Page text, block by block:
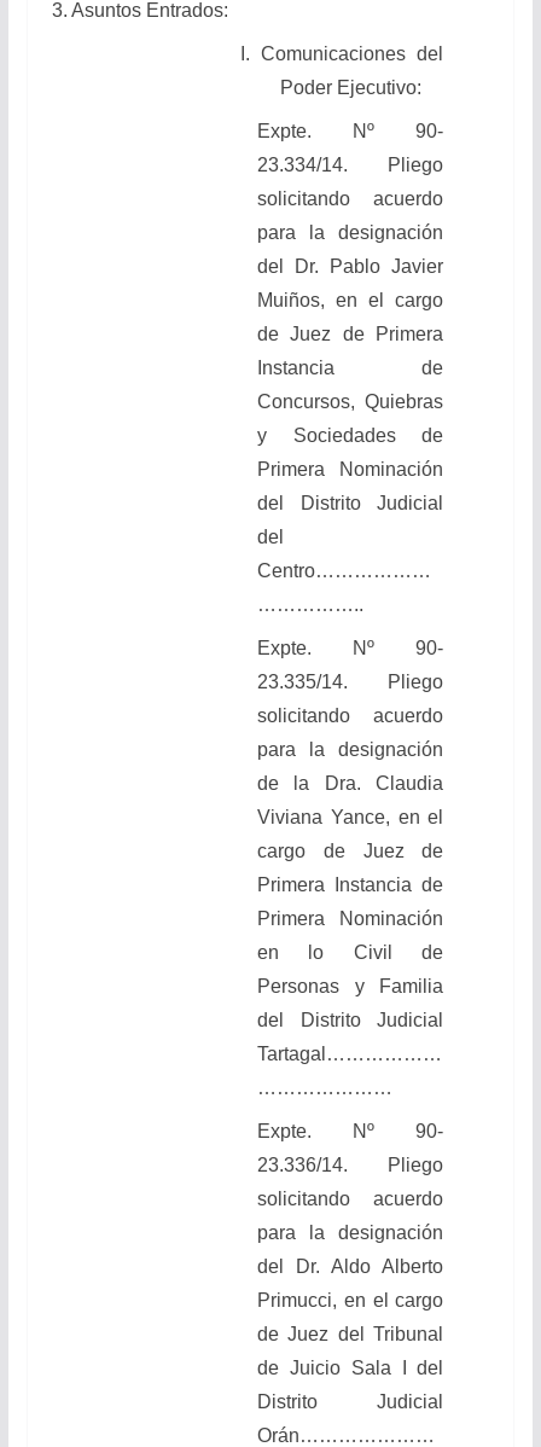
3. Asuntos Entrados:
I. Comunicaciones del
Poder Ejecutivo:
Expte. Nº 90-
23.334/14. Pliego
solicitando acuerdo
para la designación
del Dr. Pablo Javier
Muiños, en el cargo
de Juez de Primera
Instancia de
Concursos, Quiebras
y Sociedades de
Primera Nominación
del Distrito Judicial
del
Centro………………
……………..
Expte. Nº 90-
23.335/14. Pliego
solicitando acuerdo
para la designación
de la Dra. Claudia
Viviana Yance, en el
cargo de Juez de
Primera Instancia de
Primera Nominación
en lo Civil de
Personas y Familia
del Distrito Judicial
Tartagal………………
…………………
Expte. Nº 90-
23.336/14. Pliego
solicitando acuerdo
para la designación
del Dr. Aldo Alberto
Primucci, en el cargo
de Juez del Tribunal
de Juicio Sala I del
Distrito Judicial
Orán…………………